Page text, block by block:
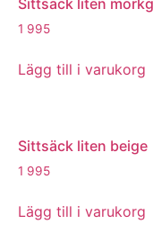
Sittsäck liten
1 995
Lägg till i varukorg
Sittsäck liten beige
1 995
Lägg till i varukorg